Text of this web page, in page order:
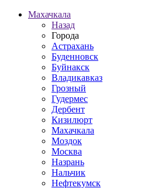
Махачкала
Назад
Города
Астрахань
Буденновск
Буйнакск
Владикавказ
Грозный
Гудермес
Дербент
Кизилюрт
Махачкала
Моздок
Москва
Назрань
Нальчик
Нефтекумск